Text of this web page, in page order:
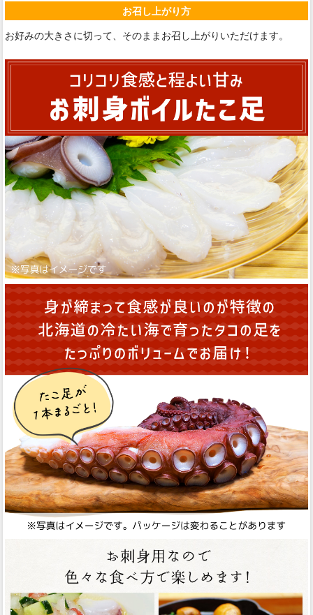
お召し上がり方
お好みの大きさに切って、そのままお召し上がりいただけます。